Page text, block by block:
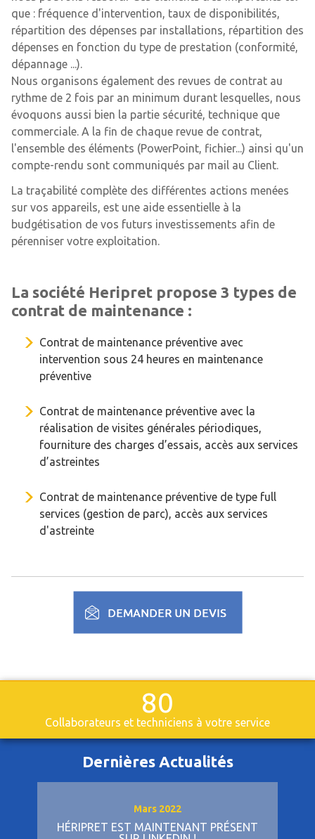
que : fréquence d'intervention, taux de disponibilités,
répartition des dépenses par installations, répartition des
dépenses en fonction du type de prestation (conformité,
dépannage ...).
Nous organisons également des revues de contrat au
rythme de 2 fois par an minimum durant lesquelles, nous
évoquons aussi bien la partie sécurité, technique que
commerciale. A la fin de chaque revue de contrat,
l'ensemble des éléments (PowerPoint, fichier...) ainsi qu'un
compte-rendu sont communiqués par mail au Client.
La traçabilité complète des différentes actions menées
sur vos appareils, est une aide essentielle à la
budgétisation de vos futurs investissements afin de
pérenniser votre exploitation.
La société Heripret propose 3 types de
contrat de maintenance :
Contrat de maintenance préventive avec
intervention sous 24 heures en maintenance
préventive
Contrat de maintenance préventive avec la
réalisation de visites générales périodiques,
fourniture des charges d’essais, accès aux services
d’astreintes
Contrat de maintenance préventive de type full
services (gestion de parc), accès aux services
d'astreinte
80
Collaborateurs et techniciens à votre service
Dernières Actualités
Mars 2022
HÉRIPRET EST MAINTENANT PRÉSENT